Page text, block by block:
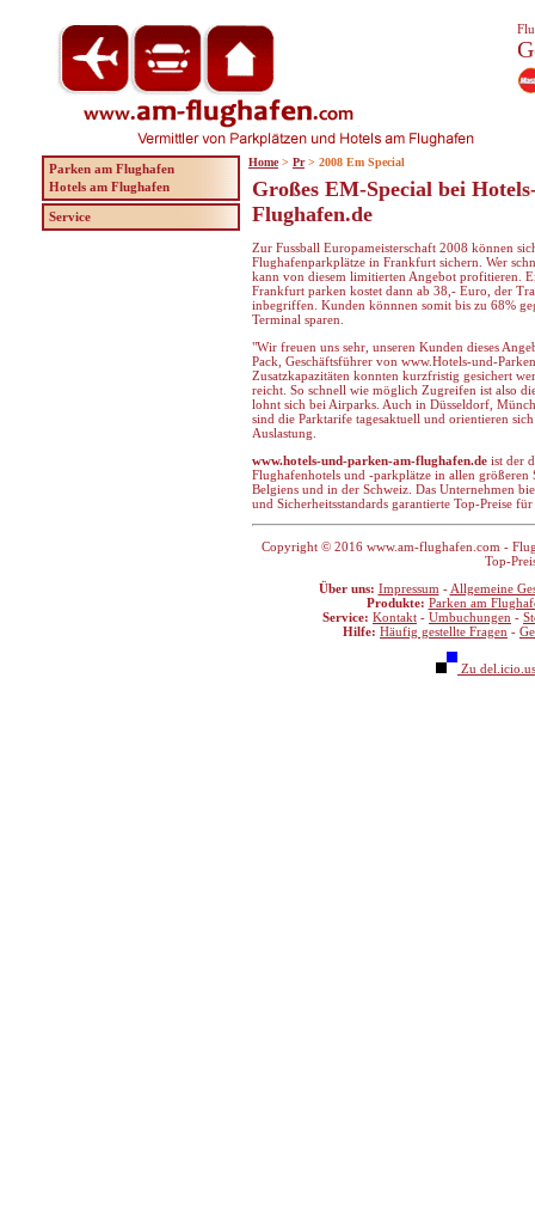
Großes EM-Special bei
Flughafen.de
Zur Fussball Europameisterschaft 2008 können
Flughafenparkplätze in Frankfurt sichern. Wer
kann von diesem limitierten Angebot profitieren.
Frankfurt parken kostet dann ab 38,- Euro, der
inbegriffen. Kunden könnnen somit bis zu 68%
Terminal sparen.
"Wir freuen uns sehr, unseren Kunden dieses
Pack, Geschäftsführer von www.Hotels-und-
Zusatzkapazitäten konnten kurzfristig gesichert
reicht. So schnell wie möglich Zugreifen ist also
lohnt sich bei Airparks. Auch in Düsseldorf,
sind die Parktarife tagesaktuell und orientieren
Auslastung.
www.hotels-und-parken-am-flughafen.de ist der
Flughafenhotels und -parkplätze in allen größeren
Belgiens und in der Schweiz. Das Unternehmen
und Sicherheitsstandards garantierte Top-Preise
Copyright © 2016 www.am-flughafen.com -
Top-
Über uns: Impressum - Allgemeine
Produkte: Parken am
Service: Kontakt - Umbuchungen -
Hilfe: Häufig gestellte Fragen -
Zu
Parken am Flughafen
Hotels am Flughafen
Service
Home > Pr > 2008 Em Special